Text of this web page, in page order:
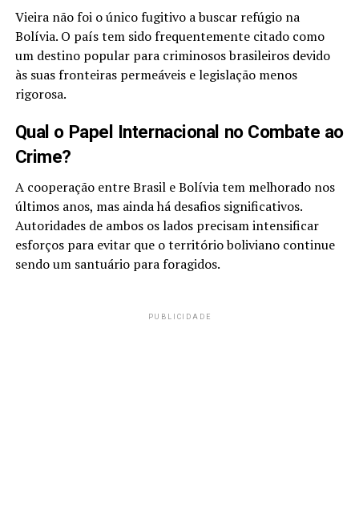
Vieira não foi o único fugitivo a buscar refúgio na
Bolívia. O país tem sido frequentemente citado como
um destino popular para criminosos brasileiros devido
às suas fronteiras permeáveis e legislação menos
rigorosa.
Qual o Papel Internacional no Combate ao
Crime?
A cooperação entre Brasil e Bolívia tem melhorado nos
últimos anos, mas ainda há desafios significativos.
Autoridades de ambos os lados precisam intensificar
esforços para evitar que o território boliviano continue
sendo um santuário para foragidos.
PUBLICIDADE